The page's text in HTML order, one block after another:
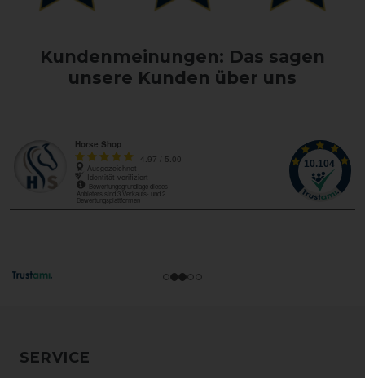
Kundenmeinungen: Das sagen
unsere Kunden über uns
SERVICE